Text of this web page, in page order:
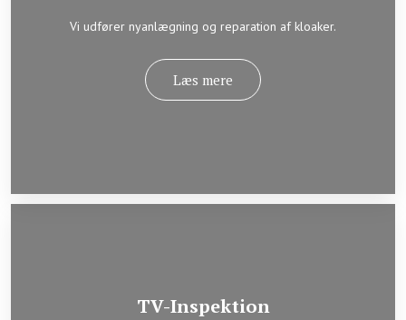
Vi udfører nyanlægning og reparation af kloaker.​
Læs mere​
TV-Inspektion